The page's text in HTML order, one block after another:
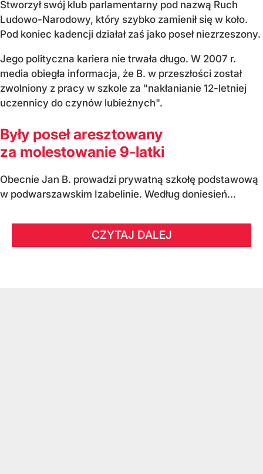
Stworzył swój klub parlamentarny pod nazwą Ruch
Ludowo-Narodowy, który szybko zamienił się w koło.
Pod koniec kadencji działał zaś jako poseł niezrzeszony.
Jego polityczna kariera nie trwała długo. W 2007 r.
media obiegła informacja, że B. w przeszłości został
zwolniony z pracy w szkole za "nakłanianie 12-letniej
uczennicy do czynów lubieżnych".
Były poseł aresztowany
za molestowanie 9-latki
Obecnie Jan B. prowadzi prywatną szkołę podstawową
w podwarszawskim Izabelinie. Według doniesień...
CZYTAJ DALEJ